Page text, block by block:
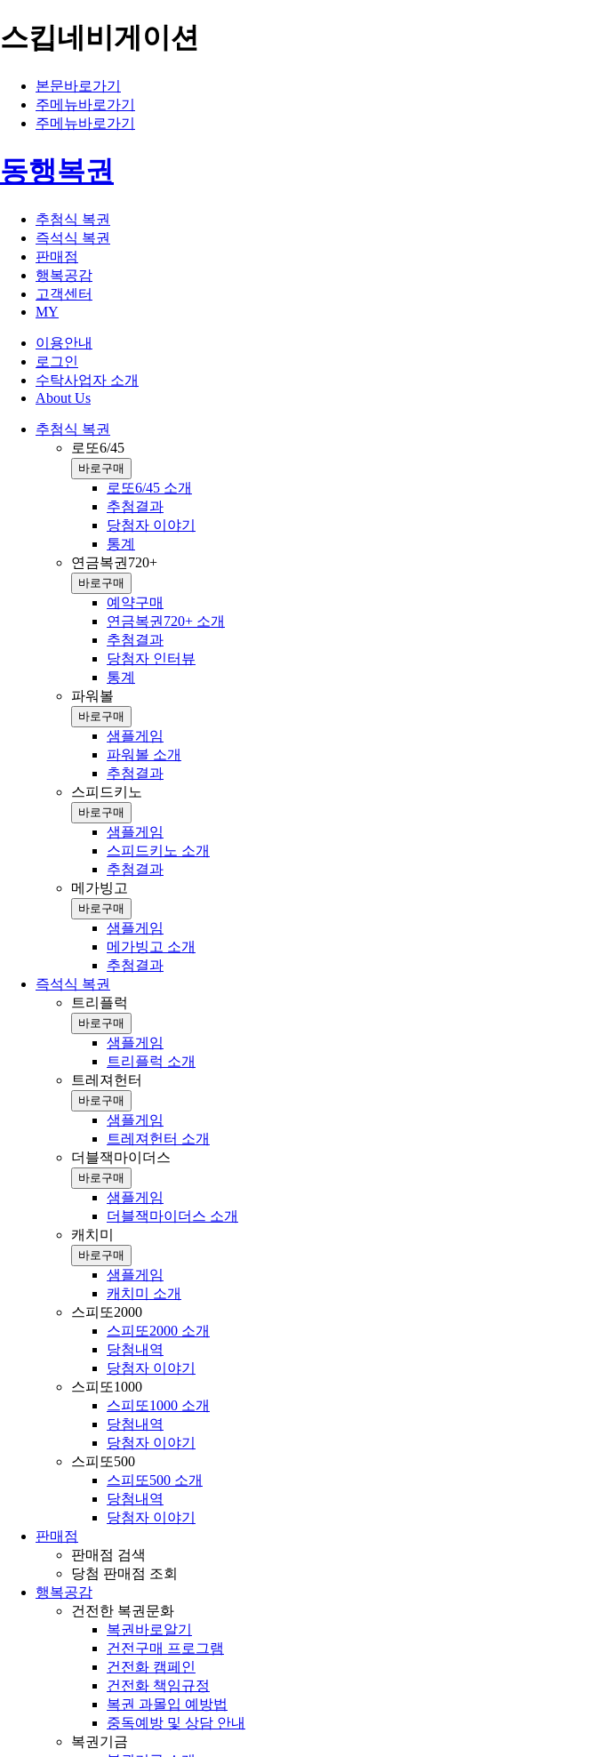
스킵네비게이션
본문바로가기
주메뉴바로가기
주메뉴바로가기
동행복권
추첨식 복권
즉석식 복권
판매점
행복공감
고객센터
MY
이용안내
로그인
수탁사업자 소개
About Us
추첨식 복권
로또6/45
바로구매
로또6/45 소개
추첨결과
당첨자 이야기
통계
연금복권720+
바로구매
예약구매
연금복권720+ 소개
추첨결과
당첨자 인터뷰
통계
파워볼
바로구매
샘플게임
파워볼 소개
추첨결과
스피드키노
바로구매
샘플게임
스피드키노 소개
추첨결과
메가빙고
바로구매
샘플게임
메가빙고 소개
추첨결과
즉석식 복권
트리플럭
바로구매
샘플게임
트리플럭 소개
트레져헌터
바로구매
샘플게임
트레져헌터 소개
더블잭마이더스
바로구매
샘플게임
더블잭마이더스 소개
캐치미
바로구매
샘플게임
캐치미 소개
스피또2000
스피또2000 소개
당첨내역
당첨자 이야기
스피또1000
스피또1000 소개
당첨내역
당첨자 이야기
스피또500
스피또500 소개
당첨내역
당첨자 이야기
판매점
판매점 검색
당첨 판매점 조회
행복공감
건전한 복권문화
복권바로알기
건전구매 프로그램
건전화 캠페인
건전화 책임규정
복권 과몰입 예방법
중독예방 및 상담 안내
복권기금